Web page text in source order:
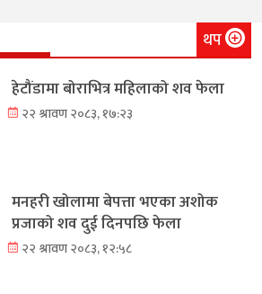
थप
हेटौंडामा बोराभित्र महिलाको शव फेला
२२ श्रावण २०८३, १७:२३
मनहरी खोलामा बेपत्ता भएका अशोक
प्रजाको शव दुई दिनपछि फेला
२२ श्रावण २०८३, १२:५८